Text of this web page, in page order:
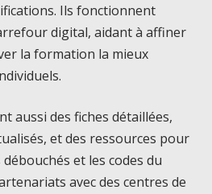
Ils fonctionnent
digital, aidant à affiner
la formation la mieux
aussi des fiches détaillées,
et des ressources pour
et les codes du
avec des centres de